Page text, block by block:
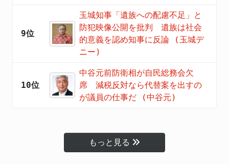
9位
玉城知事「遺族への配慮不足」と
防犯映像公開を批判 遺族は社会
的意義を認め知事に反論 (玉城デ
ニー)
10位
中谷元前防衛相が自民総務会欠
席 減税反対なら代替案を出すの
が議員の仕事だ (中谷元)
もっと見る